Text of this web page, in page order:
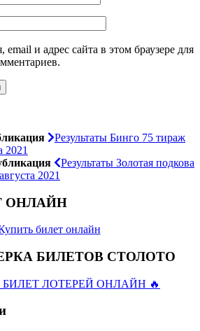
и адрес сайта в этом браузере для
Результаты Бинго 75 тираж
2021
Результаты Золотая подкова
2021
ОНЛАЙН
БИЛЕТОВ СТОЛОТО
БИЛЕТ ЛОТЕРЕЙ ОНЛАЙН 🔥